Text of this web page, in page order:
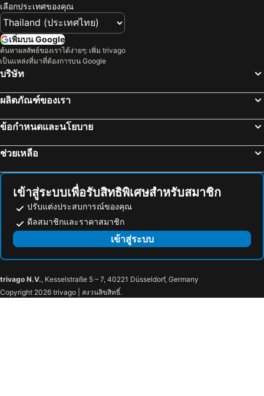
เลือกประเทศของคุณ
เพิ่มบน Google
ค้นหาผลลัพธ์ของเราได้ง่ายๆ: เพิ่ม trivago
เป็นแหล่งที่มาที่ต้องการบน Google
บริษัท
ผลิตภัณฑ์ของเรา
ข้อกำหนดและนโยบาย
ช่วยเหลือ
เข้าสู่ระบบเพื่อรับสิทธิพิเศษสำหรับสมาชิก
ปรับแต่งประสบการณ์ของคุณ
ดีลสมาชิกและราคาสมาชิก
เข้าสู่ระบบ
trivago N.V., Kesselstraße 5 – 7, 40221 Düsseldorf, Germany
Copyright 2026 trivago | สงวนลิขสิทธิ์.